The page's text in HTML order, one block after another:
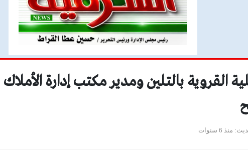
القروية بالتلين ومدير مكتب إدارة الأملاك
منذ 6 سنوات